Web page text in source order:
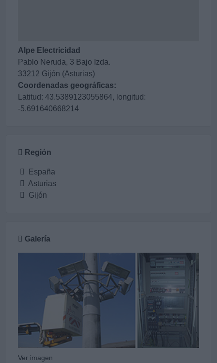
Alpe Electricidad
Pablo Neruda, 3 Bajo Izda.
33212 Gijón (Asturias)
Coordenadas geográficas:
Latitud: 43.5389123055864, longitud:
-5.691640668214
Región
España
Asturias
Gijón
Galería
Ver imagen